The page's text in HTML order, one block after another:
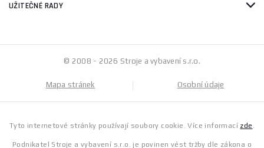
UŽITEČNÉ RADY
© 2008 - 2026 Stroje a vybavení s.r.o.
Mapa stránek Osobní údaje
Tyto internetové stránky používají soubory cookie. Více informací zde .
Podnikatel Stroje a vybavení s.r.o. je povinen vést tržby dle zákona o